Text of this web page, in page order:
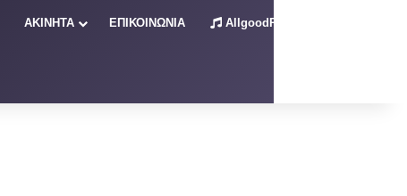
ΑΚΙΝΗΤΑ ΕΠΙΚΟΙΝΩΝΙΑ AllgoodRadio – Live